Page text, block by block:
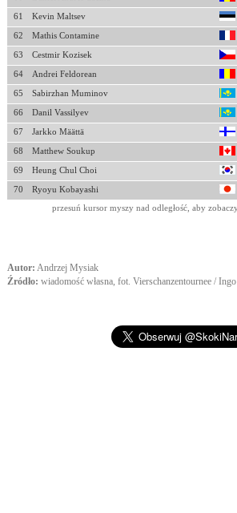
61 Kevin Maltsev
62 Mathis Contamine
63 Cestmir Kozisek
64 Andrei Feldorean
65 Sabirzhan Muminov
66 Danil Vassilyev
67 Jarkko Määttä
68 Matthew Soukup
69 Heung Chul Choi
70 Ryoyu Kobayashi
przesuń kursor myszy nad odległość, aby
Autor: Andrzej Mysiak
Źródło: wiadomość własna, fot. Vierschanzentournee / Ingo